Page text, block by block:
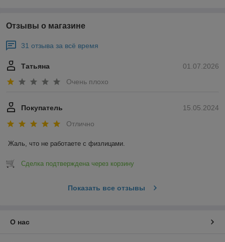
Отзывы о магазине
31 отзыва за всё время
01.07.2026
Татьяна
Очень плохо
15.05.2024
Покупатель
Отлично
Жаль, что не работаете с физлицами.
Сделка подтверждена через корзину
Показать все отзывы
О нас